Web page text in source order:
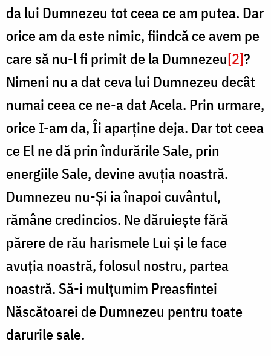
da lui Dumnezeu tot ceea ce am putea. Dar
orice am da este nimic, fiindcă ce avem pe
care să nu-l fi primit de la Dumnezeu[2]?
Nimeni nu a dat ceva lui Dumnezeu decât
numai ceea ce ne-a dat Acela. Prin urmare,
orice I-am da, Îi aparține deja. Dar tot ceea
ce El ne dă prin îndurările Sale, prin
energiile Sale, devine avuția noastră.
Dumnezeu nu-Și ia înapoi cuvântul,
rămâne credincios. Ne dăruiește fără
părere de rău harismele Lui și le face
avuția noastră, folosul nostru, partea
noastră. Să-i mulțumim Preasfintei
Născătoarei de Dumnezeu pentru toate
darurile sale.